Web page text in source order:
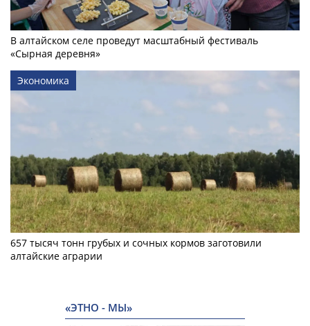
В алтайском селе проведут масштабный фестиваль
«Сырная деревня»
Экономика
657 тысяч тонн грубых и сочных кормов заготовили
алтайские аграрии
«ЭТНО - МЫ»